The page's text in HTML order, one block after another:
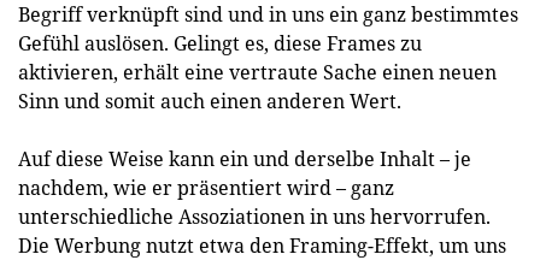
Begriff verknüpft sind und in uns ein ganz bestimmtes
Gefühl auslösen. Gelingt es, diese Frames zu
aktivieren, erhält eine vertraute Sache einen neuen
Sinn und somit auch einen anderen Wert.
Auf diese Weise kann ein und derselbe Inhalt – je
nachdem, wie er präsentiert wird – ganz
unterschiedliche Assoziationen in uns hervorrufen.
Die Werbung nutzt etwa den Framing-Effekt, um uns